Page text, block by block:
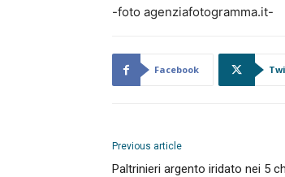
-foto agenziafotogramma.it-
Facebook
Previous article
Paltrinieri argento iridato nei 5